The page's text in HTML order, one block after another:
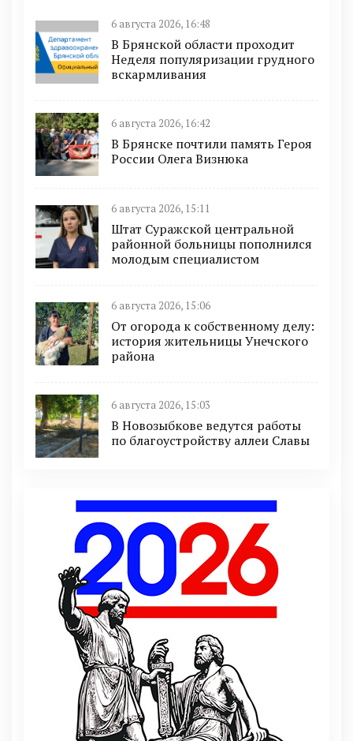
6 августа 2026, 16:48
В Брянской области проходит
Неделя популяризации грудного
вскармливания
6 августа 2026, 16:42
В Брянске почтили память Героя
России Олега Визнюка
6 августа 2026, 15:11
Штат Суражской центральной
районной больницы пополнился
молодым специалистом
6 августа 2026, 15:06
От огорода к собственному делу:
история жительницы Унечского
района
6 августа 2026, 15:03
В Новозыбкове ведутся работы
по благоустройству аллеи Славы